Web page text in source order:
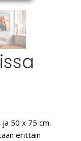
50 x 75 cm.
erittäin